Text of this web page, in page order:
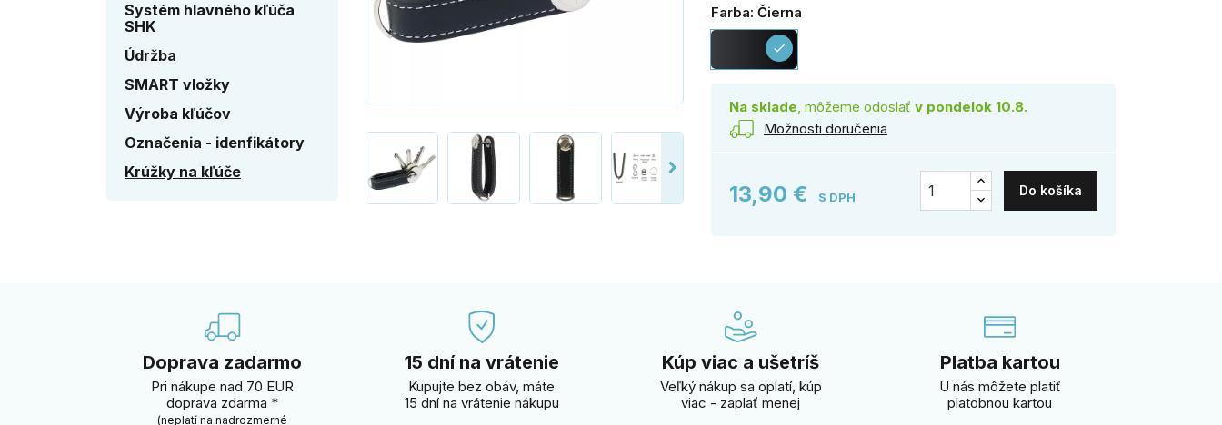
Systém hlavného kľúča
SHK
Údržba
SMART vložky
Výroba kľúčov
Označenia - idenfikátory
Krúžky na kľúče
Farba: Čierna
Čierna
check
Na sklade, môžeme odoslať v pondelok 10.8.
Možnosti doručenia
13,90 € S DPH Do košíka
Doprava zadarmo
Pri nákupe nad 70 EUR
doprava zdarma *
(neplatí na nadrozmerné
15 dní na vrátenie
Kupujte bez obáv, máte
15 dní na vrátenie nákupu
Kúp viac a ušetríš
Veľký nákup sa oplatí, kúp
viac - zaplať menej
Platba kartou
U nás môžete platiť
platobnou kartou